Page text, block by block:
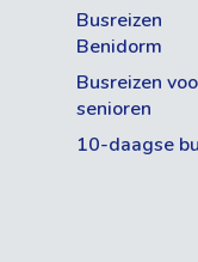
Busreizen
Benidorm
Busreizen
senioren
10-daagse